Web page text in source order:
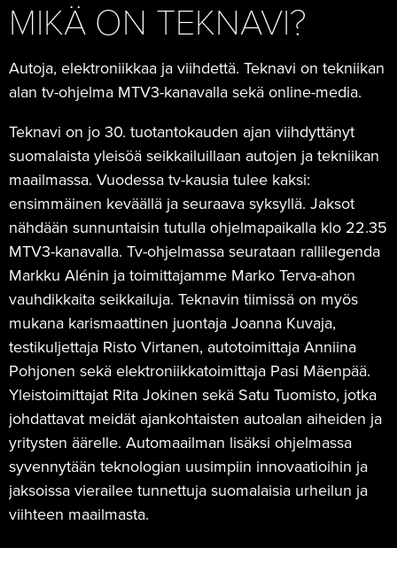
MIKÄ ON TEKNAVI?
Autoja, elektroniikkaa ja viihdettä. Teknavi on tekniikan
alan tv-ohjelma MTV3-kanavalla sekä online-media.
Teknavi on jo 30. tuotantokauden ajan viihdyttänyt
suomalaista yleisöä seikkailuillaan autojen ja tekniikan
maailmassa. Vuodessa tv-kausia tulee kaksi:
ensimmäinen keväällä ja seuraava syksyllä. Jaksot
nähdään sunnuntaisin tutulla ohjelmapaikalla klo 22.35
MTV3-kanavalla. Tv-ohjelmassa seurataan rallilegenda
Markku Alénin ja toimittajamme Marko Terva-ahon
vauhdikkaita seikkailuja. Teknavin tiimissä on myös
mukana karismaattinen juontaja Joanna Kuvaja,
testikuljettaja Risto Virtanen, autotoimittaja Anniina
Pohjonen sekä elektroniikkatoimittaja Pasi Mäenpää.
Yleistoimittajat Rita Jokinen sekä Satu Tuomisto, jotka
johdattavat meidät ajankohtaisten autoalan aiheiden ja
yritysten äärelle. Automaailman lisäksi ohjelmassa
syvennytään teknologian uusimpiin innovaatioihin ja
jaksoissa vierailee tunnettuja suomalaisia urheilun ja
viihteen maailmasta.